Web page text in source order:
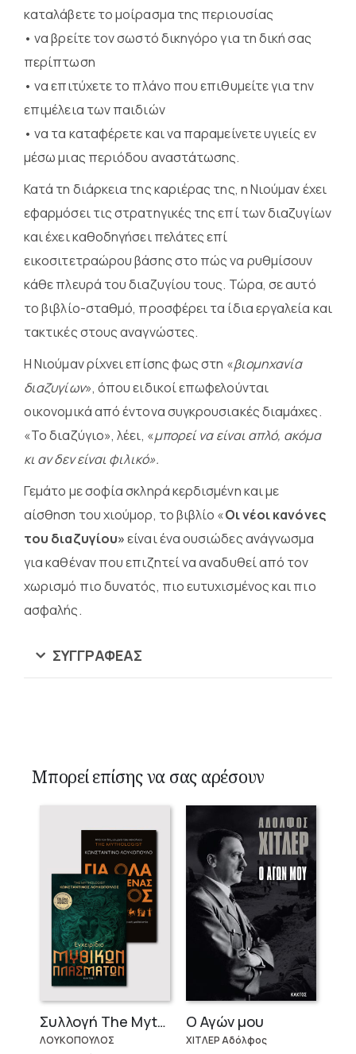
καταλάβετε το μοίρασμα της περιουσίας
• να βρείτε τον σωστό δικηγόρο για τη δική σας
περίπτωση
• να επιτύχετε το πλάνο που επιθυμείτε για την
επιμέλεια των παιδιών
• να τα καταφέρετε και να παραμείνετε υγιείς εν
μέσω μιας περιόδου αναστάτωσης.
Κατά τη διάρκεια της καριέρας της, η Νιούμαν έχει
εφαρμόσει τις στρατηγικές της επί των διαζυγίων
και έχει καθοδηγήσει πελάτες επί
εικοσιτετραώρου βάσης στο πώς να ρυθμίσουν
κάθε πλευρά του διαζυγίου τους. Τώρα, σε αυτό
το βιβλίο-σταθμό, προσφέρει τα ίδια εργαλεία και
τακτικές στους αναγνώστες.
Η Νιούμαν ρίχνει επίσης φως στη «βιομηχανία
διαζυγίων», όπου ειδικοί επωφελούνται
οικονομικά από έντονα συγκρουσιακές διαμάχες.
«Το διαζύγιο», λέει, «μπορεί να είναι απλό, ακόμα
κι αν δεν είναι φιλικό».
Γεμάτο με σοφία σκληρά κερδισμένη και με
αίσθηση του χιούμορ, το βιβλίο «Οι νέοι κανόνες
του διαζυγίου»είναι ένα ουσιώδες ανάγνωσμα
για καθέναν που επιζητεί να αναδυθεί από τον
χωρισμό πιο δυνατός, πιο ευτυχισμένος και πιο
ασφαλής.
ΣΥΓΓΡΑΦΈΑΣ
Μπορεί επίσης να σας αρέσουν
Συλλογή The Mythologist (2 βιβλία)
ΛΟΥΚΟΠΟΥΛΟΣ
Ο Αγών μου
ΧΙΤΛΕΡ Αδόλφος